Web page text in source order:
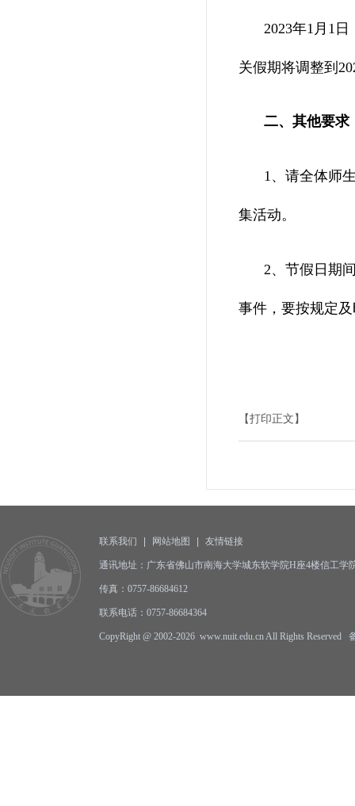
2023年1月1
关假期将调整到
二、其他要求
1、请全体师
集活动。
2、节假日期
事件，要按规定
【打印正文】
联系我们 网站地图 友情链接
通讯地址：广东省佛山市南海大学城东软学院H座4楼信工
传真：0757-86684612
联系电话：0757-86684364
CopyRight @ 2002-2026 www.nuit.edu.cn All Rights Reserved